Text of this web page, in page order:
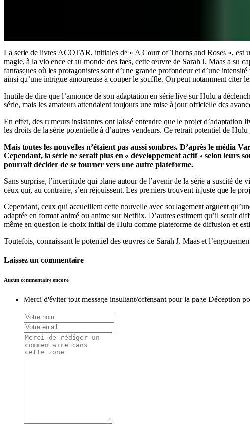
La série de livres ACOTAR, initiales de « A Court of Thorns and Roses », est
magie, à la violence et au monde des faes, cette œuvre de Sarah J. Maas a su
fantasques où les protagonistes sont d’une grande profondeur et d’une
ainsi qu’une intrigue amoureuse à couper le souffle. On peut notamment citer
Inutile de dire que l’annonce de son adaptation en série live sur Hulu a
série, mais les amateurs attendaient toujours une mise à jour officielle des
En effet, des rumeurs insistantes ont laissé entendre que le projet
les droits de la série potentielle à d’autres vendeurs. Ce retrait potentiel de
Mais toutes les nouvelles n’étaient pas aussi sombres. D’après le média
Cependant, la série ne serait plus en « développement actif » selon leurs
pourrait décider de se tourner vers une autre plateforme.
Sans surprise, l’incertitude qui plane autour de l’avenir de la série a suscité
ceux qui, au contraire, s’en réjouissent. Les premiers trouvent injuste que le
Cependant, ceux qui accueillent cette nouvelle avec soulagement arguent
adaptée en format animé ou anime sur Netflix. D’autres estiment qu’il serait
même en question le choix initial de Hulu comme plateforme de diffusion et
Toutefois, connaissant le potentiel des œuvres de Sarah J. Maas et
Laissez un commentaire
Aucun commentaire encore
Merci d'éviter tout message insultant/offensant pour la page Déception